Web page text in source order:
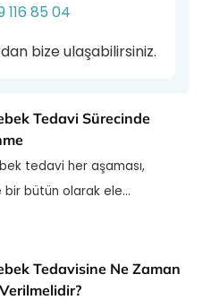
116 85 04
bize ulaşabilirsiniz.
Tedavi Sürecinde
tedavi her aşaması,
bir bütün olarak ele…
Tedavisine Ne Zaman